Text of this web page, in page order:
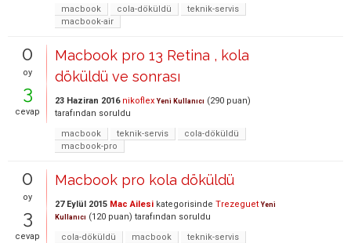
macbook cola-döküldü
teknik-servis
macbook-air
0
oy
3
cevap
Macbook pro 13 Retina , kola
döküldü ve sonrası
23 Haziran 2016 nikoflex Yeni Kullanıcı (290 puan)
tarafından soruldu
macbook
teknik-servis
cola-döküldü
macbook-pro
0
oy
3
cevap
Macbook pro kola döküldü
27 Eylül 2015 Mac Ailesi kategorisinde Trezeguet Yeni
Kullanıcı (120 puan) tarafından soruldu
cola-döküldü
macbook teknik-servis